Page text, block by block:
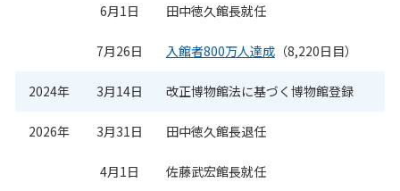
6月1日 田中徳久館長就任
7月26日 入館者800万人達成（8,220日目）
2024年 3月14日 改正博物館法に基づく博物館登録
2026年 3月31日 田中徳久館長退任
4月1日 佐藤武宏館長就任